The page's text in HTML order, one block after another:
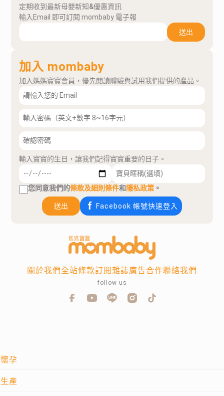
定期收到最新母嬰新知&優惠資訊
輸入Email 即可訂閱 mombaby 電子報
送出
加入 mombaby
加入媽媽寶寶會員，優先閱讀體驗與試用我們提供的產品。
輸入寶寶的生日，讓我們記得寶寶重要的日子。
您同意我們的條款及細則條件和隱私政策 。
送出 Facebook 帳號快速登入
懷孕
生產
關於我們全站條款訂閱雜誌廣告合作聯絡我們
follow us